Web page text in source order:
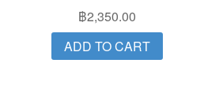
฿2,350.00
ADD TO CART